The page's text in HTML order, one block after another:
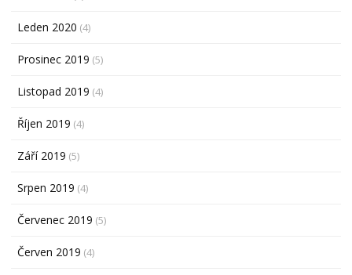
Leden 2020 (4)
Prosinec 2019 (5)
Listopad 2019 (4)
Říjen 2019 (4)
Září 2019 (5)
Srpen 2019 (4)
Červenec 2019 (5)
Červen 2019 (4)